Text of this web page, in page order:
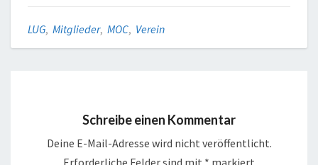
LUG, Mitglieder, MOC, Verein
Schreibe einen Kommentar
Deine E-Mail-Adresse wird nicht veröffentlicht.
Erforderliche Felder sind mit * markiert